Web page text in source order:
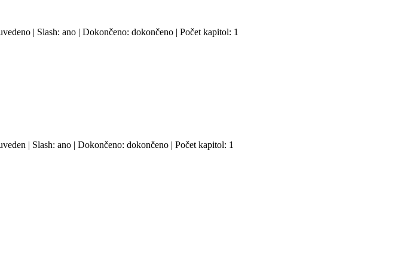
| Slash: ano | Dokončeno: dokončeno | Počet kapitol: 1
| Slash: ano | Dokončeno: dokončeno | Počet kapitol: 1